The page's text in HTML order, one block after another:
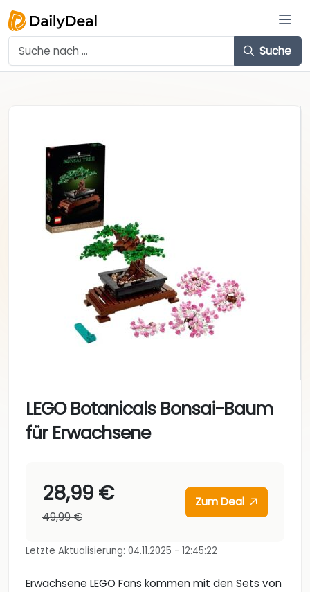
Suche
LEGO Botanicals Bonsai-Baum
für Erwachsene
28,99 €
49,99 €
Zum Deal
Letzte Aktualisierung: 04.11.2025 - 12:45:22
Erwachsene LEGO Fans kommen mit den Sets von